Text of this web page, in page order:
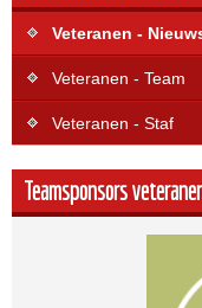
Veteranen -
Veteranen - Team
Veteranen - Staf
Teamsponsors